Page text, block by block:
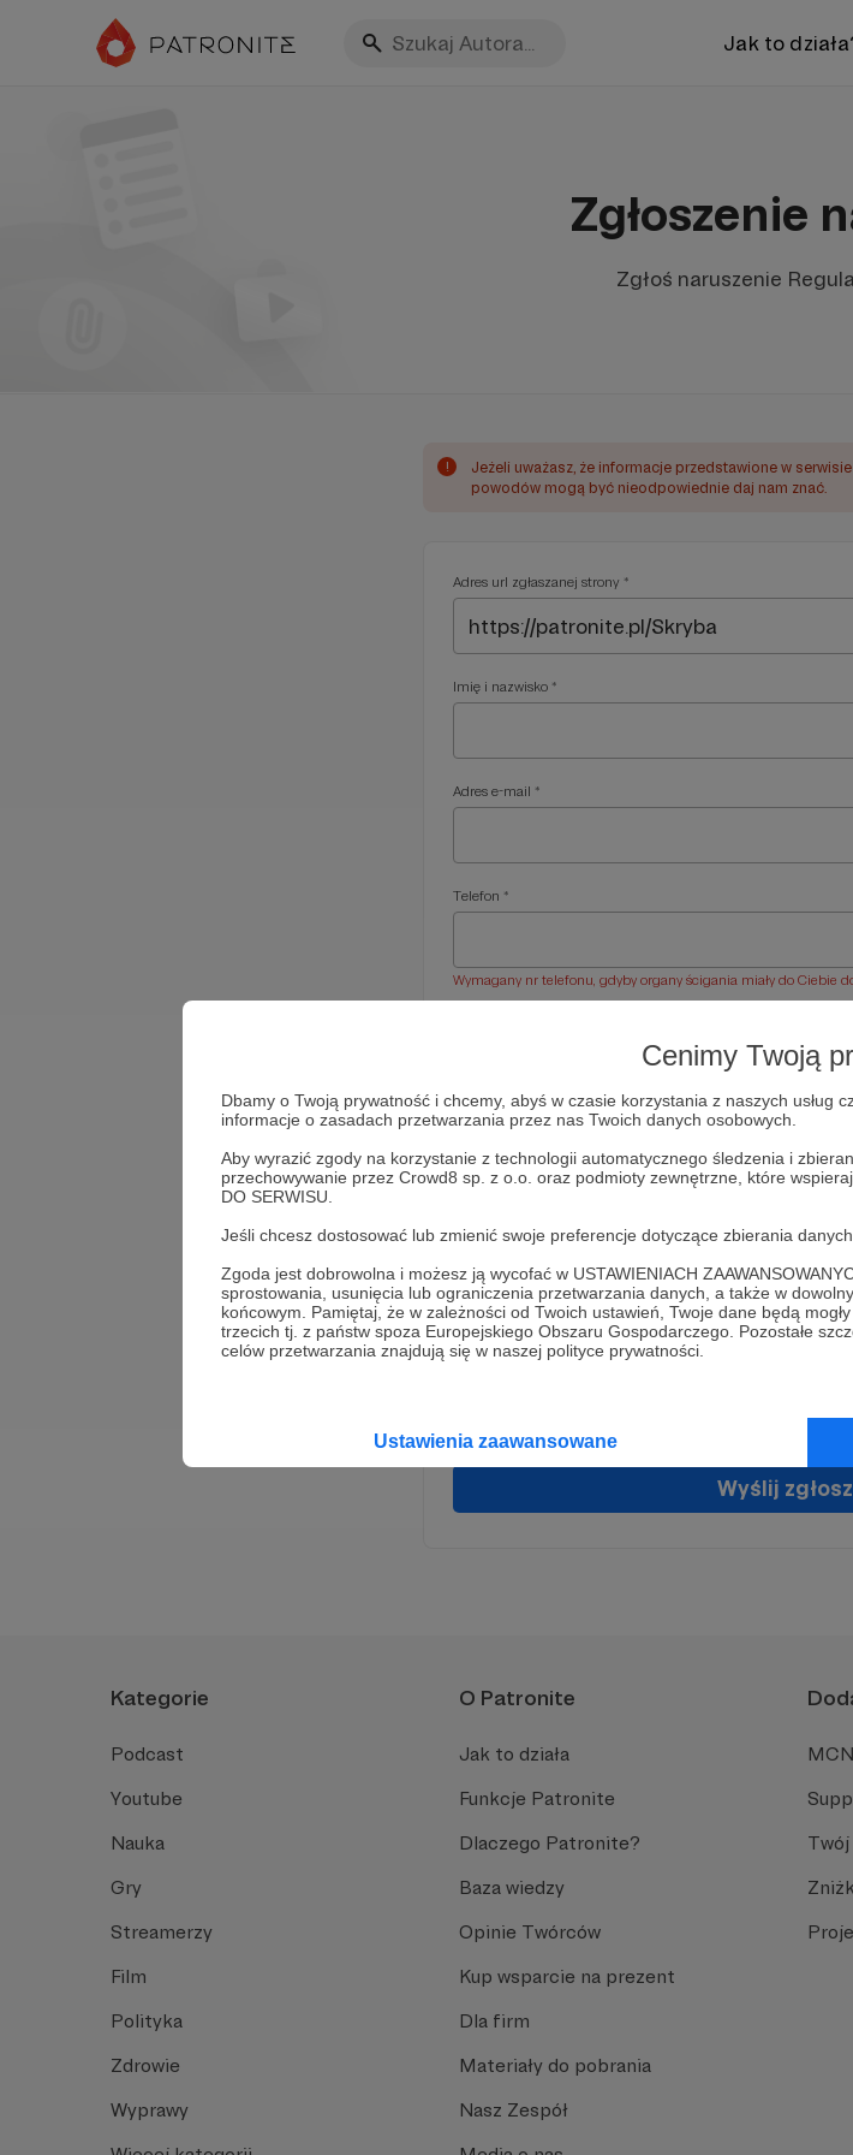
Cenimy Twoją
Dbamy o Twoją prywatność i chcemy, abyś w czasie korzystania z naszych usług
informacje o zasadach przetwarzania przez nas Twoich danych osobowych.
Aby wyrazić zgody na korzystanie z technologii automatycznego śledzenia i
przechowywanie przez Crowd8 sp. z o.o. oraz podmioty zewnętrzne, które
DO SERWISU.
Jeśli chcesz dostosować lub zmienić swoje preferencje dotyczące zbierania
Zgoda jest dobrowolna i możesz ją wycofać w USTAWIENIACH
sprostowania, usunięcia lub ograniczenia przetwarzania danych, a także w
końcowym. Pamiętaj, że w zależności od Twoich ustawień, Twoje dane będą
trzecich tj. z państw spoza Europejskiego Obszaru Gospodarczego. Pozostałe
celów przetwarzania znajdują się w naszej polityce prywatności.
Ustawienia zaawansowane
Jak to
Zgłoszenie
Zgłoś naruszenie
!
Jeżeli uważasz, że informacje przedstawione w
powodów mogą być nieodpowiednie daj nam znać.
Adres url zgłaszanej strony *
Imię i nazwisko *
Adres e-mail *
Telefon *
Wymagany nr telefonu, gdyby organy ścigania miały do Ciebie
* Wyrażam zgodę na przetwarzanie moich
Administratorem Twoich danych osobowych jest Crowd8
Wigury 16, 02-092 Warszawa. Twoje dane osobowe
umowy zawartej z Tobą, w tym do umożliwienia
korzystania z platformy Patronite.pl, w tym możliwości
Gwarantujemy spełnienie wszystkich Twoich praw
danych, tj. prawo dostępu, sprostowania oraz usunięcia
profilowaniu, a także prawo wyrażenia sprzeciwu wobec
Rejestracja dla osób niepełnoletnich możliwa jest po
rozwiń zgodę
Wyślij
Kategorie
Podcast
Youtube
Nauka
Gry
Streamerzy
Film
Polityka
Zdrowie
Wyprawy
O Patronite
Jak to działa
Funkcje Patronite
Dlaczego Patronite?
Baza wiedzy
Opinie Twórców
Kup wsparcie na prezent
Dla firm
Materiały do pobrania
Nasz Zespół